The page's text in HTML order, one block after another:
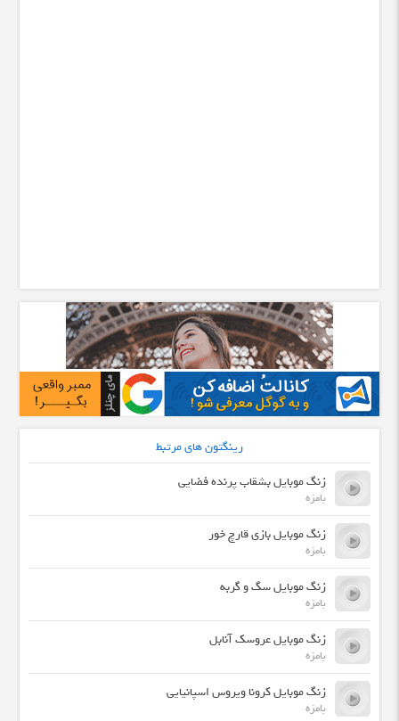
رینگتون های مرتبط
زنگ موبایل بشقاب پرنده فضایی
بامزه
زنگ موبایل بازی قارچ خور
بامزه
زنگ موبایل سگ و گربه
بامزه
زنگ موبایل عروسک آنابل
بامزه
زنگ موبایل کرونا ویروس اسپانیایی
بامزه